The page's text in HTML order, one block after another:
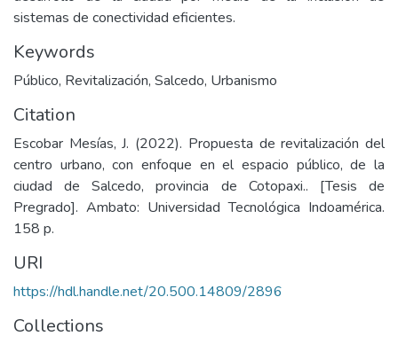
sistemas de conectividad eficientes.
Keywords
Público, Revitalización, Salcedo, Urbanismo
Citation
Escobar Mesías, J. (2022). Propuesta de revitalización del
centro urbano, con enfoque en el espacio público, de la
ciudad de Salcedo, provincia de Cotopaxi.. [Tesis de
Pregrado]. Ambato: Universidad Tecnológica Indoamérica.
158 p.
URI
https://hdl.handle.net/20.500.14809/2896
Collections